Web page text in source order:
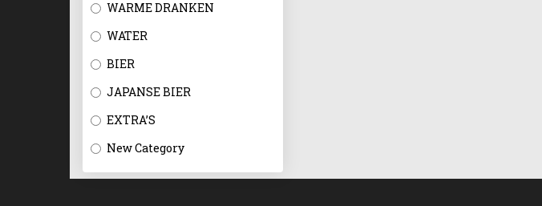
WARME DRANKEN
WATER
BIER
JAPANSE BIER
EXTRA’S
New Category